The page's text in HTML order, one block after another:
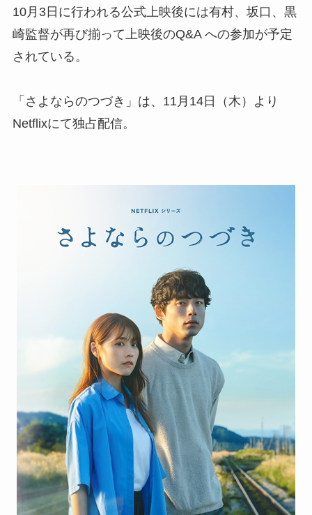
10月3日に行われる公式上映後には有村、坂口、黒
崎監督が再び揃って上映後のQ&A への参加が予定
されている。
「さよならのつづき」は、11月14日（木）より
Netflixにて独占配信。